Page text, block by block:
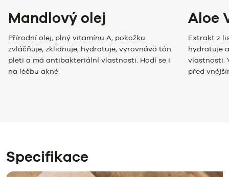
Mandlový olej
Přírodní olej, plný vitamínu A, pokožku
zvláčňuje, zkliďnuje, hydratuje, vyrovnává tón
pleti a má antibakteriální vlastnosti. Hodí se i
na léčbu akné.
Aloe
Extrakt z
hydratuje
vlastnosti.
před
Specifikace